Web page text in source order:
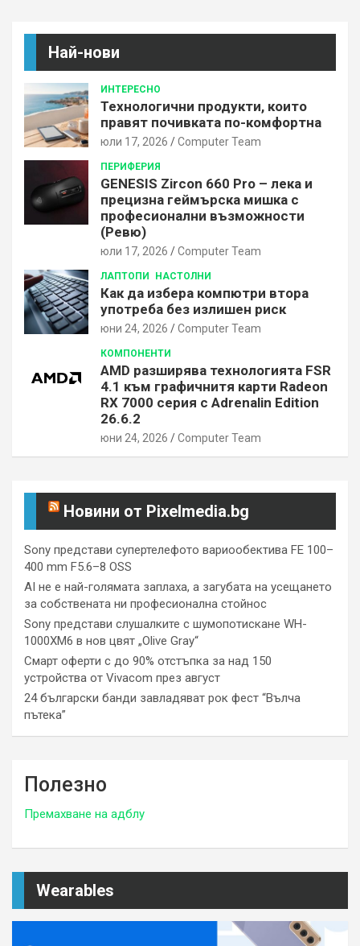
Най-нови
ИНТЕРЕСНО
Технологични продукти, които
правят почивката по-комфортна
юли 17, 2026 Computer Team
ПЕРИФЕРИЯ
GENESIS Zircon 660 Pro – лека и
прецизна геймърска мишка с
професионални възможности
(Ревю)
юли 17, 2026 Computer Team
ЛАПТОПИ НАСТОЛНИ
Как да избера компютри втора
употреба без излишен риск
юни 24, 2026 Computer Team
КОМПОНЕНТИ
AMD разширява технологията FSR
4.1 към графичнитя карти Radeon
RX 7000 серия с Adrenalin Edition
26.6.2
юни 24, 2026 Computer Team
Новини от Pixelmedia.bg
Sony представи супертелефото вариообектива FE 100–
400 mm F5.6–8 OSS
AI не е най-голямата заплаха, а загубата на усещането
за собствената ни професионална стойнос
Sony представи слушалките с шумопотискане WH-
1000XM6 в нов цвят „Olive Gray“
Смарт оферти с до 90% отстъпка за над 150
устройства от Vivacom през август
24 български банди завладяват рок фест “Вълча
пътека”
Полезно
Премахване на адблу
Wearables